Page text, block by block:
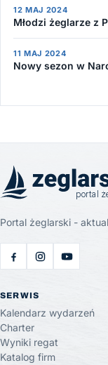
12 MAJ 2024
Młodzi żeglarze z
11 MAJ 2024
Nowy sezon w
Portal żeglarski -
SERWIS
Kalendarz wydarzeń
Charter
Wyniki regat
Katalog firm